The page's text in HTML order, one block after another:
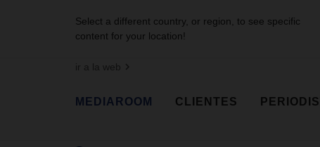
Select a different country, or region, to see specific
content for your location!
ir a la web
MEDIAROOM CLIENTES